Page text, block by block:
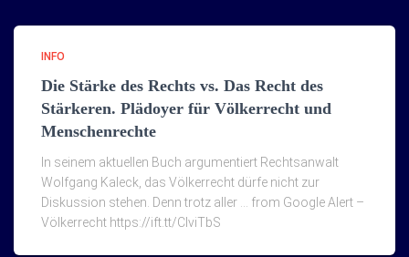
INFO
Die Stärke des Rechts vs. Das Recht des
Stärkeren. Plädoyer für Völkerrecht und
Menschenrechte
In seinem aktuellen Buch argumentiert Rechtsanwalt
Wolfgang Kaleck, das Völkerrecht dürfe nicht zur
Diskussion stehen. Denn trotz aller … from Google Alert –
Völkerrecht https://ift.tt/ClviTbS